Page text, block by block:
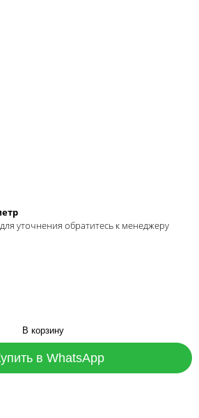
уточнения обратитесь к менеджеру
В корзину
в WhatsApp